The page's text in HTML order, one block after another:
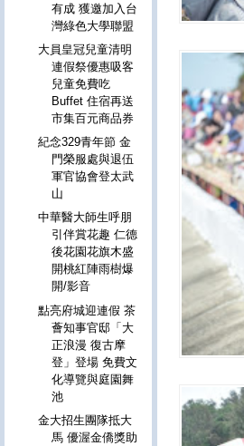
有成 獲邀加入台
灣綠色大學聯盟
大員皇冠兒童清明
連假祭優惠吸客
兒童免費吃
Buffet 住宿再送
市集百元商品券
紀念329青年節 金
門榮服處與退伍
軍官協會登太武
山
中華醫大師生呼朋
引伴賞花趣 仁德
後花園花旗木盛
開桃紅陣雨樹爆
開/影音
點亮府城迎連假 茶
薈知事官邸「大
正浪漫 復古摩
登」登場 免費文
化導覽與庭園舞
池
金大招生團隊抵大
馬 優渥金僑獎助